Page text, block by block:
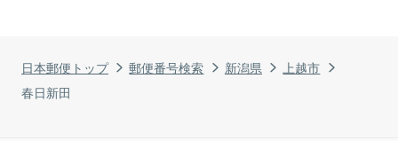
日本郵便トップ 郵便番号検索 新潟県
上越市
春日新田